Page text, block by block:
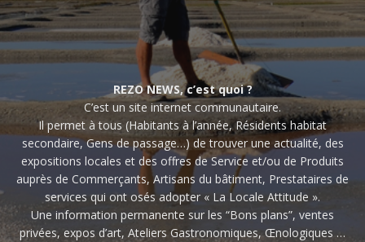
REZO NEWS, c’est quoi ?
C’est un site internet communautaire.
Il permet à tous (Habitants à l’année, Résidents habitat
secondaire, Gens de passage…) de trouver une actualité, des
expositions locales et des offres de Service et/ou de Produits
auprès de Commerçants, Artisans du bâtiment, Prestataires de
services qui ont osés adopter « La Locale Attitude ».
Une information permanente sur les “Bons plans”, ventes
privées, expos d’art, Ateliers Gastronomiques, Œnologiques …